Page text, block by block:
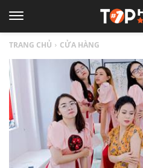
Top
TRANG CHỦ CỬA HÀNG